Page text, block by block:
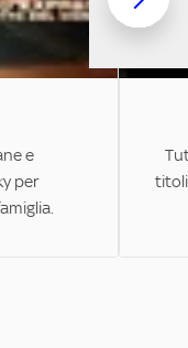
e
per
titoli